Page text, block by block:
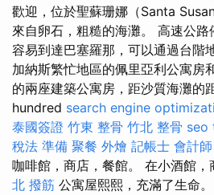
歡迎，位於聖蘇珊娜（Santa
來自卵石，粗糙的海灘。 高速公
容易到達巴塞羅那，可以通過台階
加納斯繁忙地區的佩里亞利公寓房
的兩座建築公寓房，距沙質海灘的
hundred search engine
泰國簽證 竹東 整骨 竹北 整骨 seo
稅法 準備 聚餐 外燴 記帳士 會計師
咖啡館，商店，餐館。 在小酒館，
北 撥筋 公寓屋熙熙，充滿了生命。